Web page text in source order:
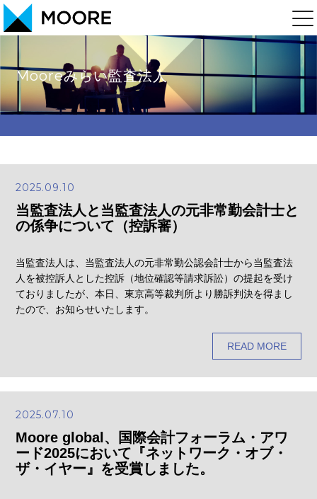
Mooreみらい監査法人
2025.09.10
当監査法人と当監査法人の元非常勤会計士と
の係争について（控訴審）
当監査法人は、当監査法人の元非常勤公認会計士から当監査法
人を被控訴人とした控訴（地位確認等請求訴訟）の提起を受け
ておりましたが、本日、東京高等裁判所より勝訴判決を得まし
たので、お知らせいたします。
READ MORE
2025.07.10
Moore global、国際会計フォーラム・アワ
ード2025において『ネットワーク・オブ・
ザ・イヤー』を受賞しました。